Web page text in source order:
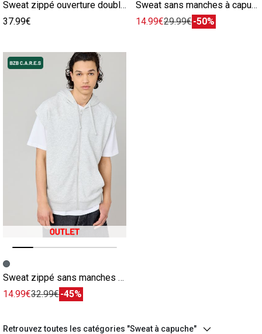
Sweat zippé ouverture double gris
37.99€
Sweat sans manches à capuche gris
14.99€29.99€-50%
Image précédente
Image suivante
Sweat zippé sans manches gris
14.99€32.99€-45%
Retrouvez toutes les catégories "Sweat à capuche"